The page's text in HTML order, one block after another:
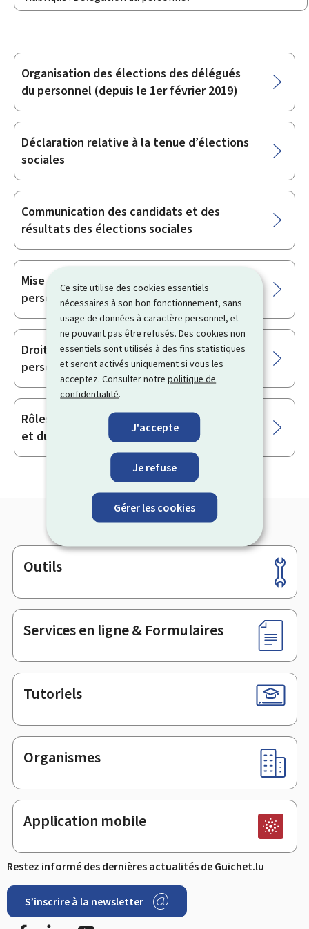
Ce site utilise des cookies essentiels
nécessaires à son bon fonctionnement, sans
usage de données à caractère personnel, et
ne pouvant pas être refusés. Des cookies non
essentiels sont utilisés à des fins statistiques
et seront activés uniquement si vous les
acceptez. Consulter notrepolitique de
confidentialité.
J'accepte
Je refuse
Gérer les cookies
Sous-
rubriques
Organisation des élections des délégués
du personnel (depuis le 1er février 2019)
Déclaration relative à la tenue d’élections
sociales
Communication des candidats et des
résultats des élections sociales
Mise en place de la délégation du
personnel (depuis le 1er février 2019)
Droits et devoirs de la délégation du
personnel et de ses membres
Rôles du délégué à la sécurité et à la santé
et du délégué à l’égalité
Pied
de
page
Outils
Services en ligne & Formulaires
Tutoriels
Organismes
Application mobile
Restez informé des dernières actualités de Guichet.lu
S’inscrire à la newsletter
FacebookLinkedIn